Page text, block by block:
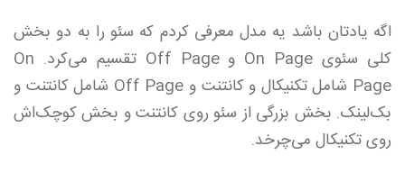
اگه یادتان باشد یه مدل معرفی کردم که سئو را به دو بخش
کلی سئوی On Page و Off Page تقسیم می‌کرد. On
Page شامل تکنیکال و کانتنت و Off Page شامل کانتنت و
بک‌لینک. بخش بزرگی از سئو روی کانتنت و بخش کوچک‌اش
روی تکنیکال می‌چرخد.